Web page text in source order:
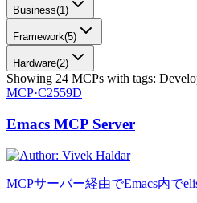
Business(1)
Framework(5)
Hardware(2)
Showing 24 MCPs with tags:
MCP·C2559D
Emacs MCP Server
MCPサーバー経由でEmacs内で